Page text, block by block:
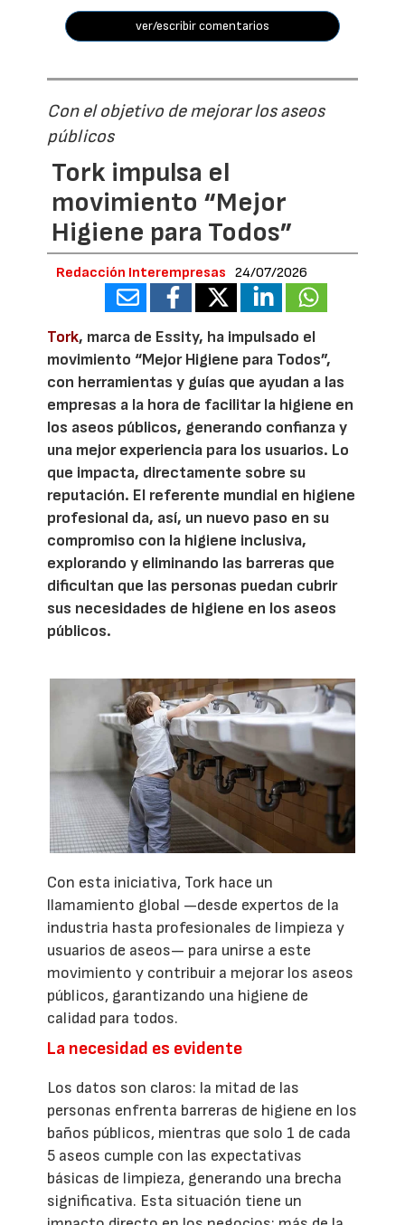
ver/escribir comentarios
Con el objetivo de mejorar los aseos
públicos
Tork impulsa el
movimiento “Mejor
Higiene para Todos”
Redacción Interempresas 24/07/2026
Tork, marca de Essity, ha impulsado el
movimiento “Mejor Higiene para Todos”,
con herramientas y guías que ayudan a las
empresas a la hora de facilitar la higiene en
los aseos públicos, generando confianza y
una mejor experiencia para los usuarios. Lo
que impacta, directamente sobre su
reputación. El referente mundial en higiene
profesional da, así, un nuevo paso en su
compromiso con la higiene inclusiva,
explorando y eliminando las barreras que
dificultan que las personas puedan cubrir
sus necesidades de higiene en los aseos
públicos.
Con esta iniciativa, Tork hace un
llamamiento global —desde expertos de la
industria hasta profesionales de limpieza y
usuarios de aseos— para unirse a este
movimiento y contribuir a mejorar los aseos
públicos, garantizando una higiene de
calidad para todos.
La necesidad es evidente
Los datos son claros: la mitad de las
personas enfrenta barreras de higiene en los
baños públicos, mientras que solo 1 de cada
5 aseos cumple con las expectativas
básicas de limpieza, generando una brecha
significativa. Esta situación tiene un